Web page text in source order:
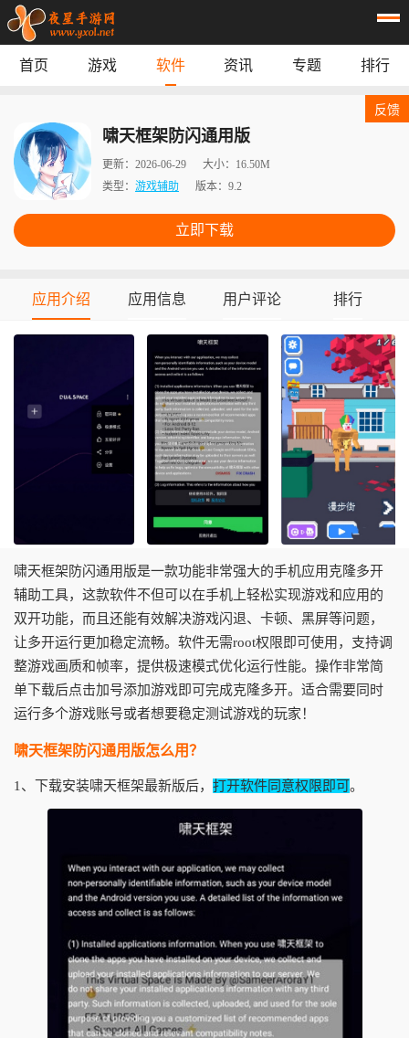
专题 榜单
首页 游戏 软件 资讯 专题 排行
啸天框架防闪通用版
更新： 2026-06-29 大小： 16.50M
类型： 游戏辅助 版本： 9.2
立即下载
反馈
应用介绍 应用信息 用户评论 排行
啸天框架防闪通用版是一款功能非常强大的手机应用克隆多开
辅助工具，这款软件不但可以在手机上轻松实现游戏和应用的
双开功能，而且还能有效解决游戏闪退、卡顿、黑屏等问题，
让多开运行更加稳定流畅。软件无需root权限即可使用，支持调
整游戏画质和帧率，提供极速模式优化运行性能。操作非常简
单下载后点击加号添加游戏即可完成克隆多开。适合需要同时
运行多个游戏账号或者想要稳定测试游戏的玩家！
啸天框架防闪通用版怎么用？
1、下载安装啸天框架最新版后， 打开软件同意权限即可。